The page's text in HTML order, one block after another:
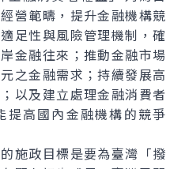
營範疇，提升金融機構競
足性與風險管理機制，確
金融往來；推動金融市場
之金融需求；持續發展高
以及建立處理金融消費者
提高國內金融機構的競爭
政目標是要為臺灣「撥